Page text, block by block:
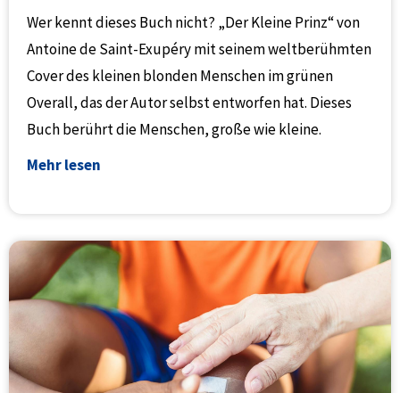
Wer kennt dieses Buch nicht? „Der Kleine Prinz“ von
Antoine de Saint-Exupéry mit seinem weltberühmten
Cover des kleinen blonden Menschen im grünen
Overall, das der Autor selbst entworfen hat. Dieses
Buch berührt die Menschen, große wie kleine.
Mehr lesen